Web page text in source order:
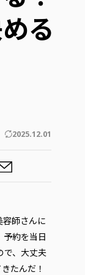
る
2025.12.01
容師さんに
予約を当日
で、大丈夫
たんだ！